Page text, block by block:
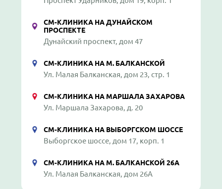
СМ-КЛИНИКА НА ДУНАЙСКОМ
ПРОСПЕКТЕ
Дунайский проспект, дом 47
СМ-КЛИНИКА НА М. БАЛКАНСКОЙ
Ул. Малая Балканская, дом 23, стр. 1
СМ-КЛИНИКА НА МАРШАЛА ЗАХАРОВА
Ул. Маршала Захарова, д. 20
СМ-КЛИНИКА НА ВЫБОРГСКОМ ШОССЕ
Выборгское шоссе, дом 17, корп. 1
СМ-КЛИНИКА НА М. БАЛКАНСКОЙ 26А
Ул. Малая Балканская, дом 26А